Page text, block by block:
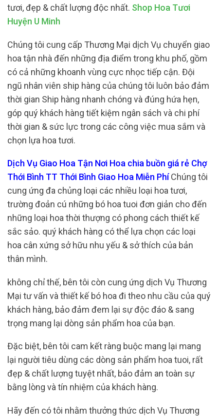
tươi, đẹp & chất lượng độc nhất. Shop Hoa Tươi
Huyện U Minh
Chúng tôi cung cấp Thương Mại dịch Vụ chuyển giao
hoa tận nhà đến những địa điểm trong khu phố, gồm
có cả những khoanh vùng cực nhọc tiếp cận. Đội
ngũ nhân viên ship hàng của chúng tôi luôn bảo đảm
thời gian Ship hàng nhanh chóng và đúng hứa hẹn,
góp quý khách hàng tiết kiệm ngân sách và chi phí
thời gian & sức lực trong các công việc mua sắm và
chọn lựa hoa tươi.
Dịch Vụ Giao Hoa Tận Nơi Hoa chia buồn giá rẻ Chợ
Thới Bình TT Thới Bình Giao Hoa Miễn PhíChúng tôi
cung ứng đa chủng loại các nhiều loại hoa tươi,
trường đoản cú những bó hoa tuoi đơn giản cho đến
những loại hoa thời thượng có phong cách thiết kế
sắc sảo. quý khách hàng có thể lựa chọn các loại
hoa cân xứng sở hữu nhu yếu & sở thích của bản
thân mình.
không chỉ thế, bên tôi còn cung ứng dịch Vụ Thương
Mại tư vấn và thiết kế bó hoa đi theo nhu cầu của quý
khách hàng, bảo đảm đem lại sự độc đáo & sang
trọng mang lại dòng sản phẩm hoa của bạn.
Đặc biệt, bên tôi cam kết ràng buộc mang lại mang
lại người tiêu dùng các dòng sản phẩm hoa tuoi, rất
đẹp & chất lượng tuyệt nhất, bảo đảm an toàn sự
bằng lòng và tín nhiệm của khách hàng.
Hãy đến có tôi nhằm thưởng thức dịch Vụ Thương